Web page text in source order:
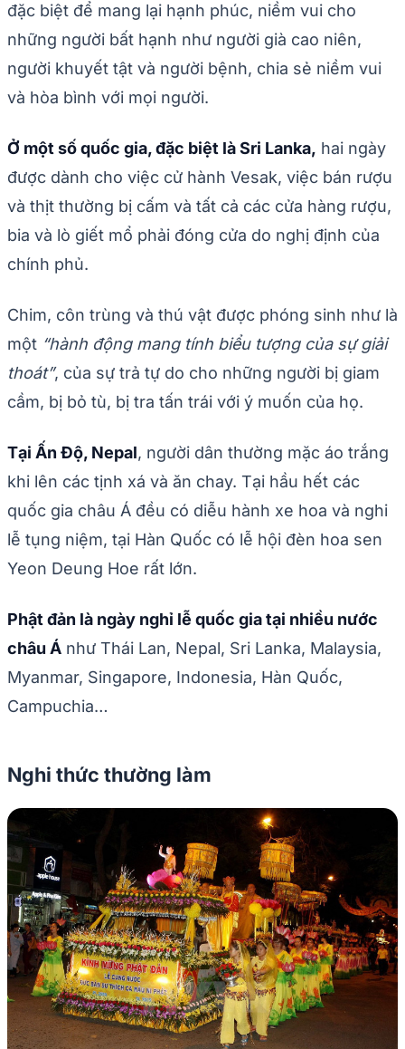
đặc biệt để mang lại hạnh phúc, niềm vui cho
những người bất hạnh như người già cao niên,
người khuyết tật và người bệnh, chia sẻ niềm vui
và hòa bình với mọi người.
Ở một số quốc gia, đặc biệt là Sri Lanka, hai ngày
được dành cho việc cử hành Vesak, việc bán rượu
và thịt thường bị cấm và tất cả các cửa hàng rượu,
bia và lò giết mổ phải đóng cửa do nghị định của
chính phủ.
Chim, côn trùng và thú vật được phóng sinh như là
một “hành động mang tính biểu tượng của sự giải
thoát”, của sự trả tự do cho những người bị giam
cầm, bị bỏ tù, bị tra tấn trái với ý muốn của họ.
Tại Ấn Độ, Nepal, người dân thường mặc áo trắng
khi lên các tịnh xá và ăn chay. Tại hầu hết các
quốc gia châu Á đều có diễu hành xe hoa và nghi
lễ tụng niệm, tại Hàn Quốc có lễ hội đèn hoa sen
Yeon Deung Hoe rất lớn.
Phật đản là ngày nghỉ lễ quốc gia tại nhiều nước
châu Á như Thái Lan, Nepal, Sri Lanka, Malaysia,
Myanmar, Singapore, Indonesia, Hàn Quốc,
Campuchia…
Nghi thức thường làm